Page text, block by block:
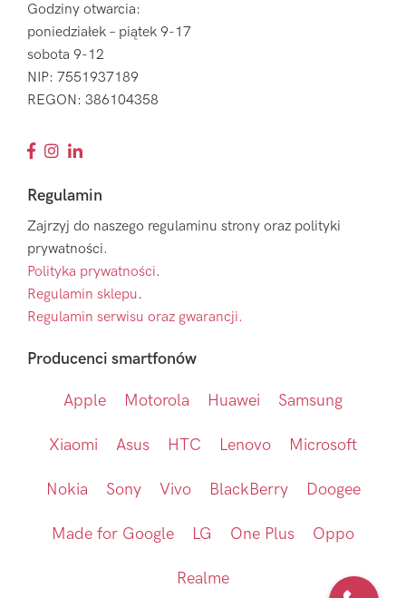
Godziny otwarcia:
poniedziałek – piątek 9-17
sobota 9-12
NIP: 7551937189
REGON: 386104358
Regulamin
Zajrzyj do naszego regulaminu strony oraz polityki
prywatności.
Polityka prywatności.
Regulamin sklepu.
Regulamin serwisu oraz gwarancji.
Producenci smartfonów
Apple Motorola Huawei Samsung
Xiaomi Asus HTC Lenovo Microsoft
Nokia Sony Vivo BlackBerry Doogee
Made for Google LG One Plus Oppo
Realme